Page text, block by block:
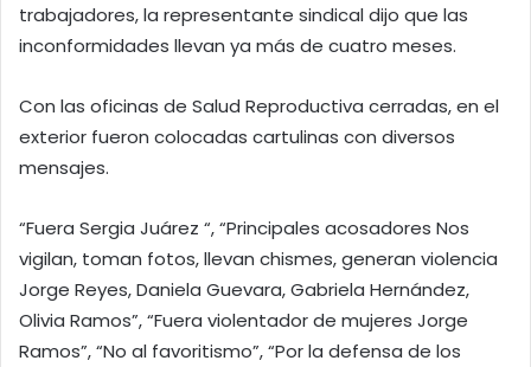
trabajadores, la representante sindical dijo que las
inconformidades llevan ya más de cuatro meses.
Con las oficinas de Salud Reproductiva cerradas, en el
exterior fueron colocadas cartulinas con diversos
mensajes.
“Fuera Sergia Juárez “, “Principales acosadores Nos
vigilan, toman fotos, llevan chismes, generan violencia
Jorge Reyes, Daniela Guevara, Gabriela Hernández,
Olivia Ramos”, “Fuera violentador de mujeres Jorge
Ramos”, “No al favoritismo”, “Por la defensa de los